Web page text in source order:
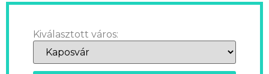
Kiválasztott város: